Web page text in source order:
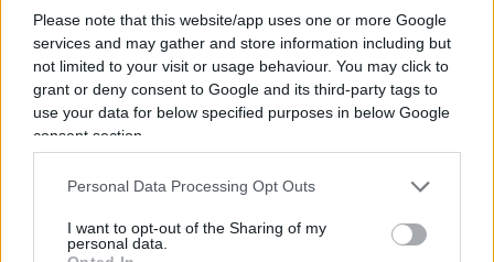
Please note that this website/app uses one or more Google
services and may gather and store information including but
not limited to your visit or usage behaviour. You may click to
grant or deny consent to Google and its third-party tags to
use your data for below specified purposes in below Google
consent section.
Personal Data Processing Opt Outs
I want to opt-out of the Sharing of my
personal data.
battaglia anche di Giorgia Meloni in Italia.
dès aujourd’hui. Les autres clientèles pourront
dessous.pic.twitter.com/yI2PnoCUpA